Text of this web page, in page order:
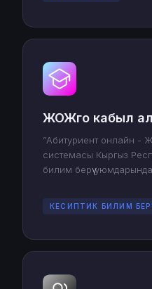
ЖОЖго кабыл
”Абитуриент онлайн -
системасы Кыргыз
билим берүү
верификациялоо
КЕСИПТИК БИЛИМ БЕРҮҮ